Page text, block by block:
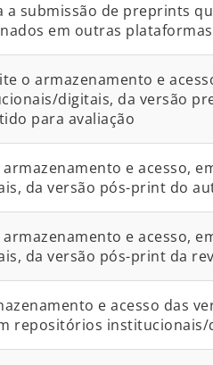
a submissão de preprints
em outras plataformas
o armazenamento e
digitais, da versão
para avaliação
e acesso,
da versão pós-print do
e acesso,
da versão pós-print da
e acesso das
repositórios institucionais/